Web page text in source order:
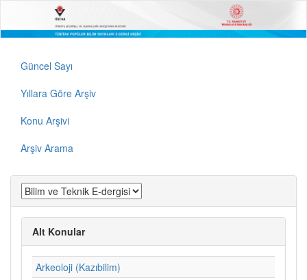
Güncel Sayı
Yıllara Göre Arşiv
Konu Arşivi
Arşiv Arama
Alt Konular
Arkeoloji (Kazıbilim)